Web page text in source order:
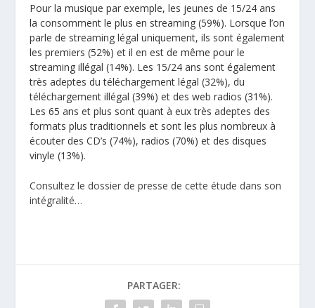
Pour la musique par exemple, les jeunes de 15/24 ans
la consomment le plus en streaming (59%). Lorsque l’on
parle de streaming légal uniquement, ils sont également
les premiers (52%) et il en est de même pour le
streaming illégal (14%). Les 15/24 ans sont également
très adeptes du téléchargement légal (32%), du
téléchargement illégal (39%) et des web radios (31%).
Les 65 ans et plus sont quant à eux très adeptes des
formats plus traditionnels et sont les plus nombreux à
écouter des CD’s (74%), radios (70%) et des disques
vinyle (13%).
Consultez le dossier de presse de cette étude dans son
intégralité…
PARTAGER: